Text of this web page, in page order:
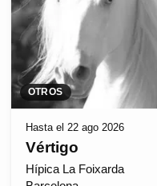
OTROS
Hasta el 22 ago 2026
Vértigo
Hípica La Foixarda